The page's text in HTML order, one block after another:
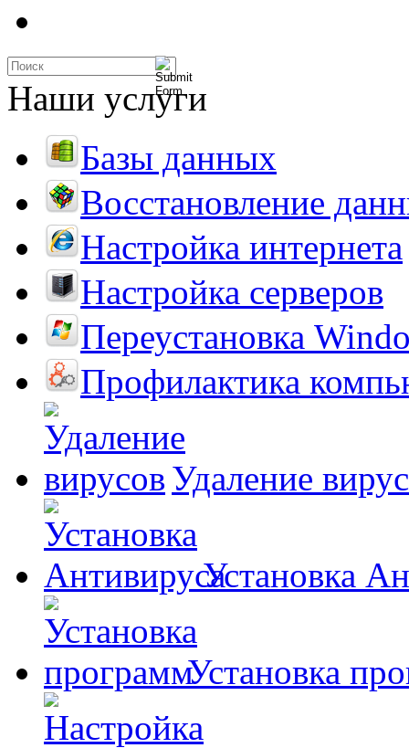
Наши услуги
Базы данных
Восстановление
Настройка интернета
Настройка серверов
Переустановка
Профилактика
Удаление
Установка
Установка